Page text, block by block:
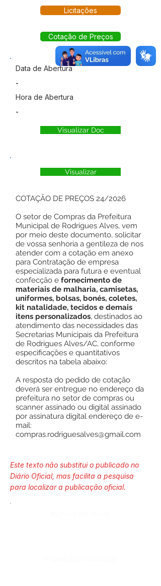
Licitações
Cotação de Preços
Data de Abertura
-
Hora de Abertura
-
Visualizar Doc
Visualizar
COTAÇÃO DE PREÇOS 24/2026
O setor de Compras da Prefeitura
Municipal de Rodrigues Alves, vem
por meio deste documento, solicitar
de vossa senhoria a gentileza de nos
atender com a cotação em anexo
para Contratação de empresa
especializada para futura e eventual
confecção e fornecimento de
materiais de malharia, camisetas,
uniformes, bolsas, bonés, coletes,
kit natalidade, tecidos e demais
itens personalizados, destinados ao
atendimento das necessidades das
Secretarias Municipais da Prefeitura
de Rodrigues Alves/AC, conforme
especificações e quantitativos
descritos na tabela abaixo:
A resposta do pedido de cotação
deverá ser entregue no endereço da
prefeitura no setor de compras ou
scanner assinado ou digital assinado
por assinatura digital endereço de e-
mail:
compras.rodriguesalves@gmail.com
Este texto não substitui o publicado no
Diário Oficial, mas facilita a pesquisa
para localizar a publicação oficial.